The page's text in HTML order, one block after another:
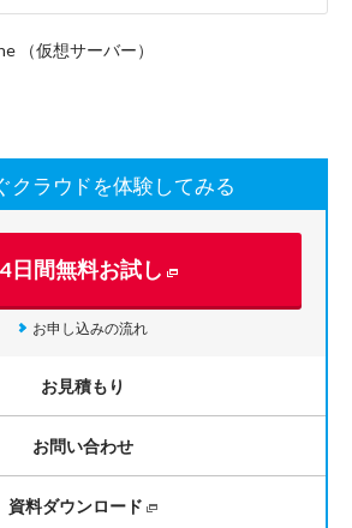
（仮想サーバー）
クラウドを体験してみる
日間無料お試し
お申し込みの流れ
お見積もり
お問い合わせ
資料ダウンロード